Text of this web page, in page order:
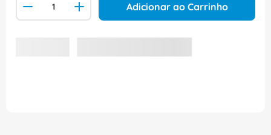
Adicionar ao Carrinho